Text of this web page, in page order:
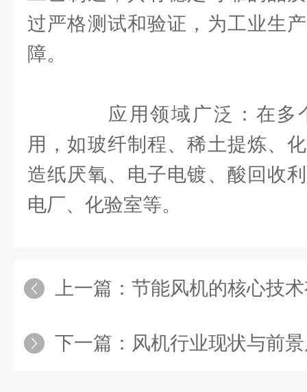
过严格测试和验证，为工业生
障。
应用领域广泛：在多
用，如玻纤制程、稀土提炼、
造纸厌氧、电子电镀、酸回收
电厂、化验室等。
上一篇： 节能风机的核心技
下一篇： 风机行业现状与前